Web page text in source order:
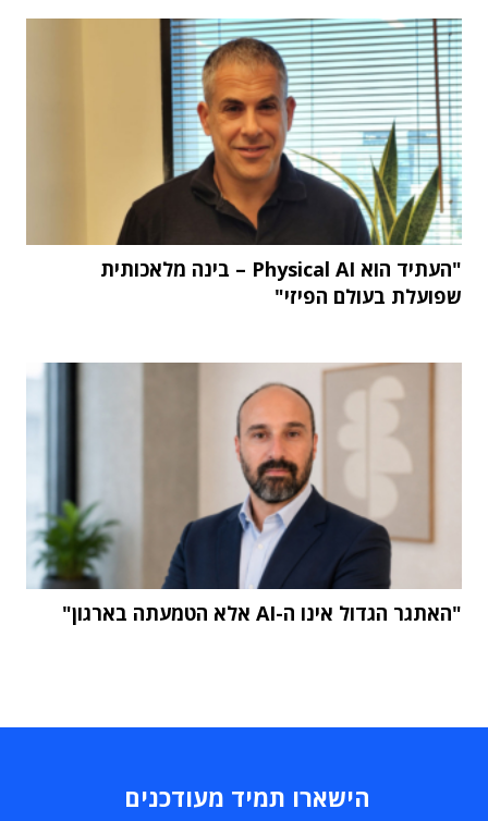
"העתיד הוא Physical AI – בינה מלאכותית
שפועלת בעולם הפיזי"
"האתגר הגדול אינו ה-AI אלא הטמעתה בארגון"
הישארו תמיד מעודכנים